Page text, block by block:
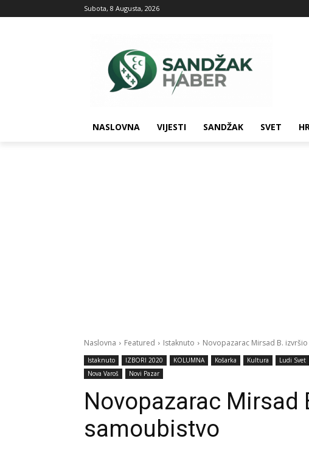
Subota, 8 Augusta, 2026
NASLOVNA VIJESTI SANDŽAK SVET
Naslovna Featured Istaknuto Novopazarac Mirsad B.
Istaknuto IZBORI 2020 KOLUMNA Košarka Kultura Ludi Svet
Nova Varoš
Novi Pazar
Novopazarac Mirsad
samoubistvo